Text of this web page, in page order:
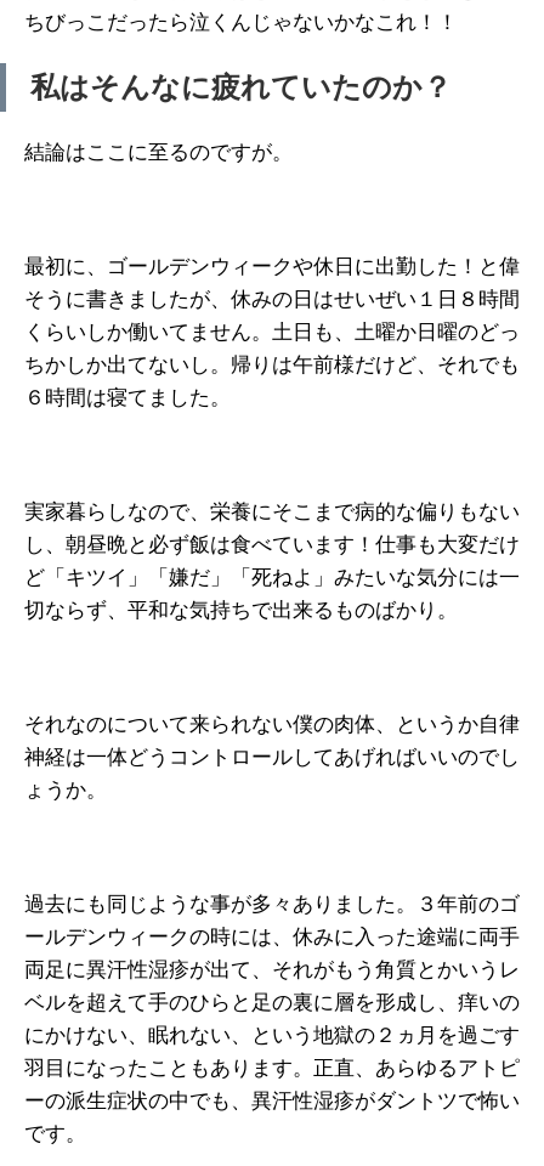
ちびっこだったら泣くんじゃないかなこれ！！
私はそんなに疲れていたのか？
結論はここに至るのですが。
最初に、ゴールデンウィークや休日に出勤した！と偉
そうに書きましたが、休みの日はせいぜい１日８時間
くらいしか働いてません。土日も、土曜か日曜のどっ
ちかしか出てないし。帰りは午前様だけど、それでも
６時間は寝てました。
実家暮らしなので、栄養にそこまで病的な偏りもない
し、朝昼晩と必ず飯は食べています！仕事も大変だけ
ど「キツイ」「嫌だ」「死ねよ」みたいな気分には一
切ならず、平和な気持ちで出来るものばかり。
それなのについて来られない僕の肉体、というか自律
神経は一体どうコントロールしてあげればいいのでし
ょうか。
過去にも同じような事が多々ありました。３年前のゴ
ールデンウィークの時には、休みに入った途端に両手
両足に異汗性湿疹が出て、それがもう角質とかいうレ
ベルを超えて手のひらと足の裏に層を形成し、痒いの
にかけない、眠れない、という地獄の２ヵ月を過ごす
羽目になったこともあります。正直、あらゆるアトピ
ーの派生症状の中でも、異汗性湿疹がダントツで怖い
です。